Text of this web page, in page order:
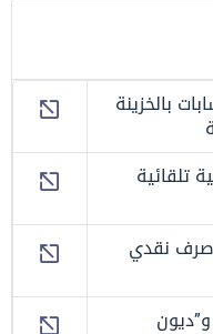
بالخزينة
تلقائية
نقدي